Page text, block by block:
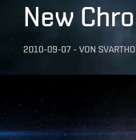
New
2010-09-07 - VON